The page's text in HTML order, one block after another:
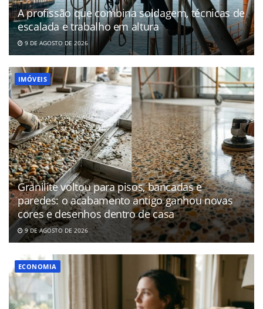
A profissão que combina soldagem, técnicas de
escalada e trabalho em altura
9 DE AGOSTO DE 2026
IMÓVEIS
Granilite voltou para pisos, bancadas e
paredes: o acabamento antigo ganhou novas
cores e desenhos dentro de casa
9 DE AGOSTO DE 2026
ECONOMIA